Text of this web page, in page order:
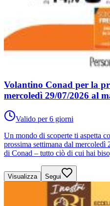
Volantino Conad per la
mercoledì 29/07/2026 al
Valido per 6 giorni
Un mondo di scoperte ti aspetta
prossima settimana dal
di Conad – tutto ciò di cui hai
Visualizza Segui